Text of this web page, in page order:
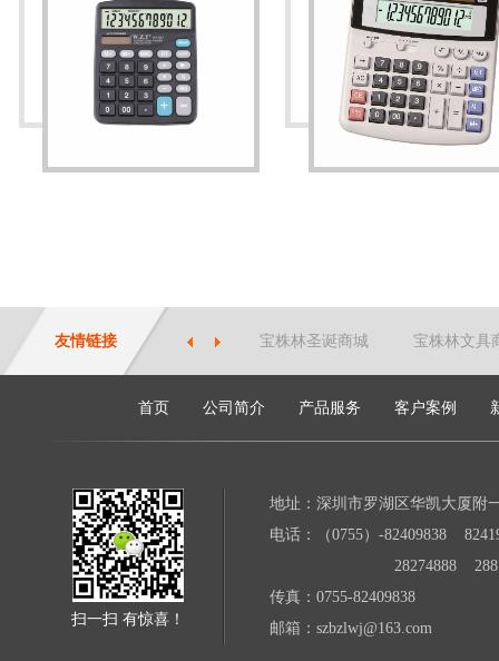
友情链接 宝株林圣诞商城 宝株林文具
首页 公司简介 产品服务 客户案例
扫一扫 有惊喜！
地址：深圳市罗湖区华凯大厦附
电话：（0755）-82409838
28274888
传真：0755-82409838
邮箱：szbzlwj@163.com